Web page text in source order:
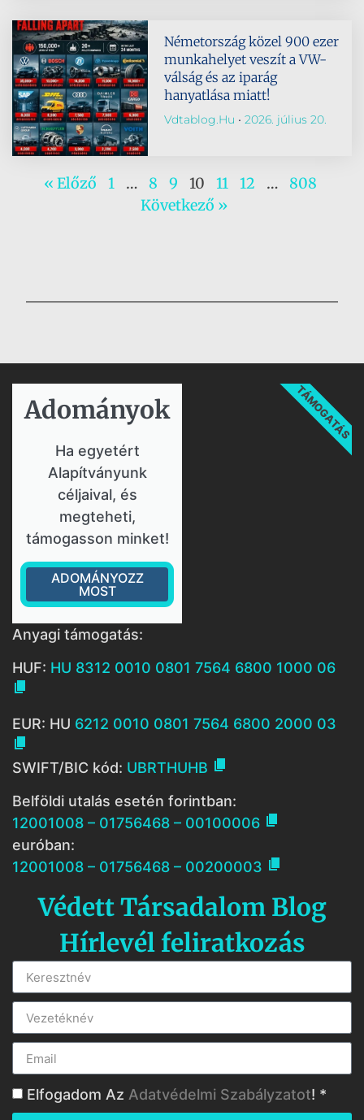
Németország közel 900 ezer
munkahelyet veszít a VW-
válság és az iparág
hanyatlása miatt!
Vdtablog.hu 2026. július 20.
« Előző 1 … 8 9 10 11 12 …
808
Következő »
Adományok​
Ha egyetért
Alapítványunk
céljaival, és
megteheti,
támogasson minket!
ADOMÁNYOZZ
MOST
TÁMOGATÁS
Anyagi támogatás:
HUF: HU 8312 0010 0801 7564 6800 1000 06

EUR: HU 6212 0010 0801 7564 6800 2000 03

SWIFT/BIC kód: UBRTHUHB 
Belföldi utalás esetén forintban:
12001008 – 01756468 – 00100006 
euróban:
12001008 – 01756468 – 00200003 
Védett Társadalom Blog
Hírlevél feliratkozás
Elfogadom Az Adatvédelmi Szabályzatot! *